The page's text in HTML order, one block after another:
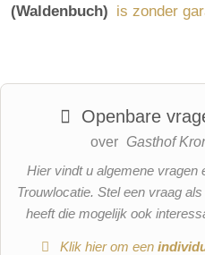
(Waldenbuch) is zonder
Openbare
over Gasthof
Hier vindt u algemene vragen
Trouwlocatie. Stel een vraag
heeft die mogelijk ook
Klik hier om een